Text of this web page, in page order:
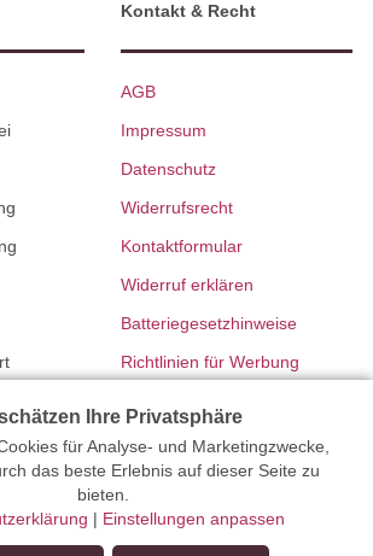
Kontakt & Recht
AGB
Impressum
Datenschutz
Widerrufsrecht
Kontaktformular
Widerruf erklären
Batteriegesetzhinweise
Richtlinien für Werbung
für Beleuchtung seit 2012 | Erstellt mit
peleides.io
Ihre Privatsphäre
für Analyse- und Marketingzwecke,
das beste Erlebnis auf dieser Seite zu
bieten.
| Einstellungen anpassen